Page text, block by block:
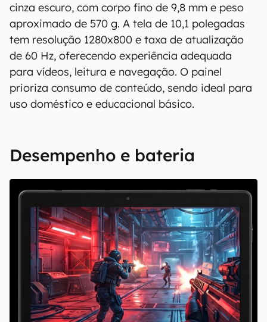
cinza escuro, com corpo fino de 9,8 mm e peso
aproximado de 570 g. A tela de 10,1 polegadas
tem resolução 1280x800 e taxa de atualização
de 60 Hz, oferecendo experiência adequada
para vídeos, leitura e navegação. O painel
prioriza consumo de conteúdo, sendo ideal para
uso doméstico e educacional básico.
Desempenho e bateria